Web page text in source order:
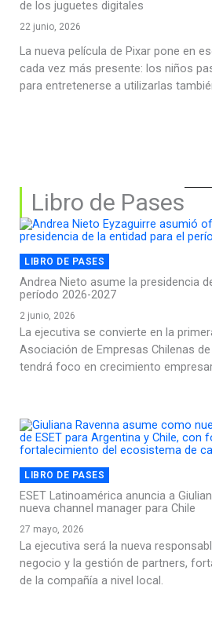
de los juguetes digitales
22 junio, 2026
La nueva película de Pixar pone en
cada vez más presente: los niños
para entretenerse a utilizarlas
Libro de Pases
LIBRO DE PASES
Andrea Nieto asume la presidencia
período 2026-2027
2 junio, 2026
La ejecutiva se convierte en la
Asociación de Empresas Chilenas
tendrá foco en crecimiento
LIBRO DE PASES
ESET Latinoamérica anuncia a
nueva channel manager para Chile
27 mayo, 2026
La ejecutiva será la nueva
negocio y la gestión de partners,
de la compañía a nivel local.